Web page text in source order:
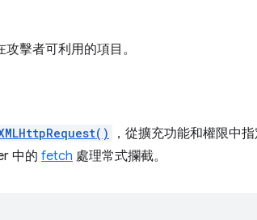
擊者可利用的項目。
，從擴充功能和權限中
中的 fetch 處理常式攔截。